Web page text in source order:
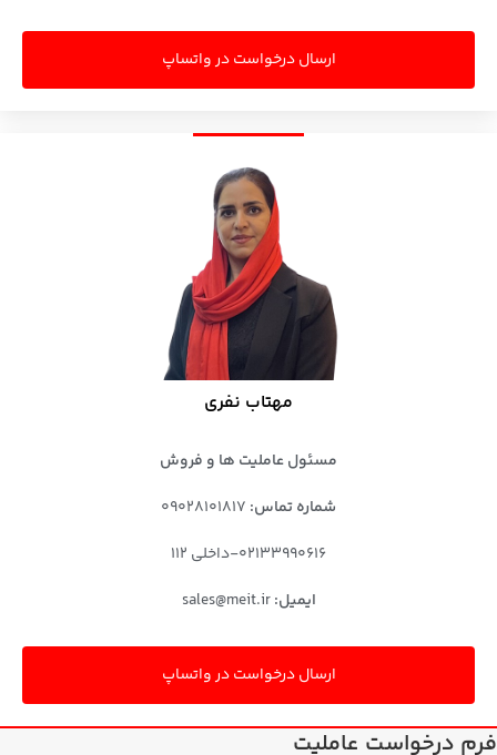
ارسال درخواست در واتساپ
مهتاب نفری
مسئول عاملیت ها و فروش
شماره تماس:
۰۲۱۳۳۹۹۰۶۱۶-داخلی ۱۱۲
ایمیل: sales@meit.ir
ارسال درخواست در واتساپ
فرم درخواست عاملیت